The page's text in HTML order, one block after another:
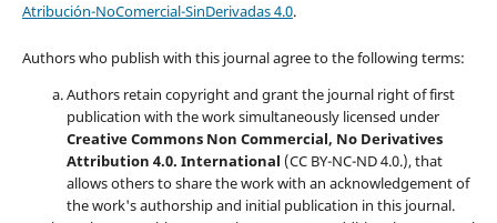
Atribución-NoComercial-SinDerivadas 4.0.
Authors who publish with this journal agree to the following terms:
Authors retain copyright and grant the journal right of first
publication with the work simultaneously licensed under
Creative Commons Non Commercial, No Derivatives
Attribution 4.0. International (CC BY-NC-ND 4.0.), that
allows others to share the work with an acknowledgement of
the work's authorship and initial publication in this journal.